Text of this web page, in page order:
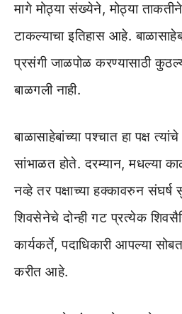
मागे मोठ्या संख्येने, मोठ्या
टाकल्याचा इतिहास आहे.
प्रसंगी जाळपोळ करण्यासाठी
बाळगली नाही.
बाळासाहेबांच्या पश्चात हा पक्ष
सांभाळत होते. दरम्यान, मधल्या
नव्हे तर पक्षाच्या हक्कावरुन
शिवसेनेचे दोन्ही गट प्रत्येक
कार्यकर्ते, पदाधिकारी आपल्या
करीत आहे.